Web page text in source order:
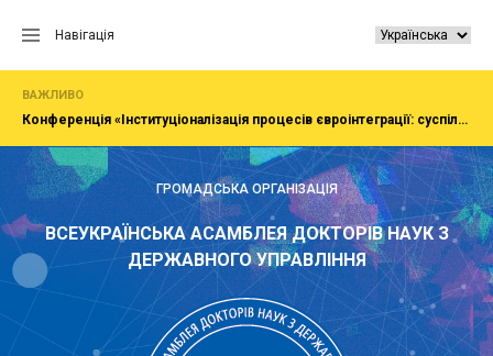
Навігація
ВАЖЛИВО
Конференція «Інституціоналізація процесів євроінтеграції: суспільство, економіка, адміністрування»
ГРОМАДСЬКА ОРГАНІЗАЦІЯ
ВСЕУКРАЇНСЬКА АСАМБЛЕЯ ДОКТОРІВ НАУК З
ДЕРЖАВНОГО УПРАВЛІННЯ